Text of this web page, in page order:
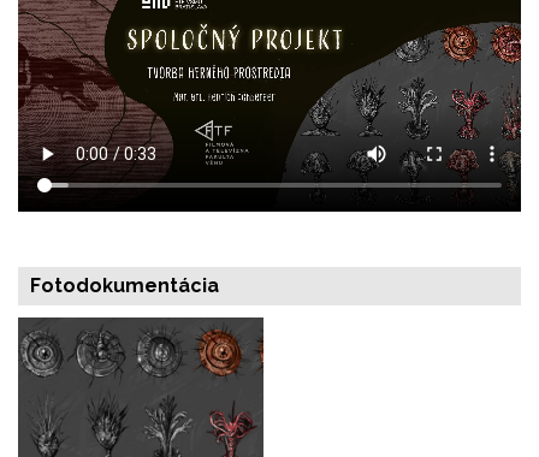
Fotodokumentácia